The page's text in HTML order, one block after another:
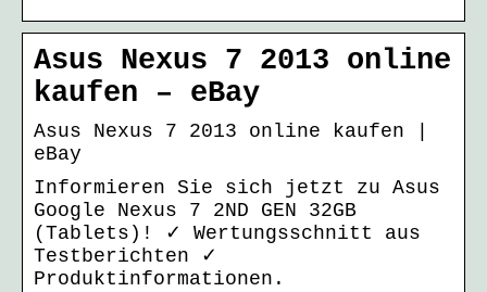
Asus Nexus 7 2013 online
kaufen – eBay
Asus Nexus 7 2013 online kaufen |
eBay
Informieren Sie sich jetzt zu Asus
Google Nexus 7 2ND GEN 32GB
(Tablets)! ✓ Wertungsschnitt aus
Testberichten ✓
Produktinformationen.